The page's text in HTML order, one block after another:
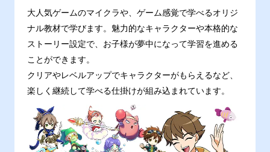
大人気ゲームのマイクラや、ゲーム感覚で学べるオリジ
ナル教材で学びます。魅力的なキャラクターや本格的な
ストーリー設定で、お子様が夢中になって学習を進める
ことができます。
クリアやレベルアップでキャラクターがもらえるなど、
楽しく継続して学べる仕掛けが組み込まれています。